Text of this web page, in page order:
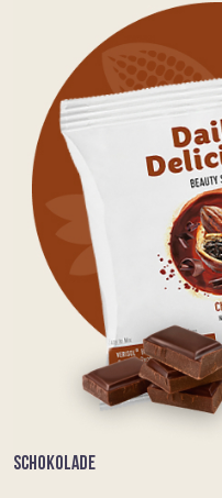
SCHOKOLADE